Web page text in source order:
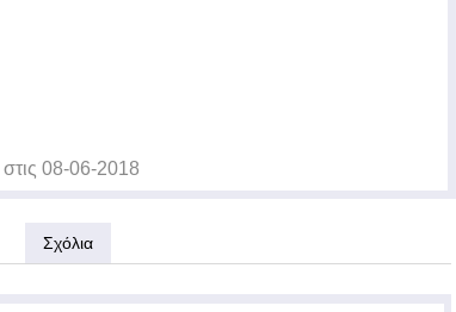
στις 08-06-2018
Σχόλια